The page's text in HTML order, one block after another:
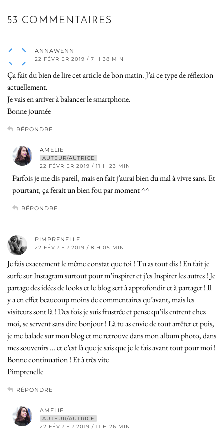
53 COMMENTAIRES
ANNAWENN
22 FÉVRIER 2019 / 7 H 38 MIN
Ça fait du bien de lire cet article de bon matin. J’ai ce type de réflexion
actuellement.
Je vais en arriver à balancer le smartphone.
Bonne journée
RÉPONDRE
AMELIE
AUTEUR/AUTRICE
22 FÉVRIER 2019 / 11 H 23 MIN
Parfois je me dis pareil, mais en fait j’aurai bien du mal à vivre sans. Et
pourtant, ça ferait un bien fou par moment ^^
RÉPONDRE
PIMPRENELLE
22 FÉVRIER 2019 / 8 H 05 MIN
Je fais exactement le même constat que toi ! Tu as tout dis ! En fait je
surfe sur Instagram surtout pour m’inspirer et j’es Inspirer les autres ! Je
partage des idées de looks et le blog sert à approfondir et à partager ! Il
y a en effet beaucoup moins de commentaires qu’avant, mais les
visiteurs sont là ! Des fois je suis frustrée et pense qu’ils entrent chez
moi, se servent sans dire bonjour ! Là tu as envie de tout arrêter et puis,
je me balade sur mon blog et me retrouve dans mon album photo, dans
mes souvenirs … et c’est là que je sais que je le fais avant tout pour moi !
Bonne continuation ! Et à très vite
Pimprenelle
RÉPONDRE
AMELIE
AUTEUR/AUTRICE
22 FÉVRIER 2019 / 11 H 26 MIN